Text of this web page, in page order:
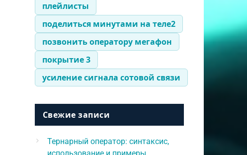
плейлисты
поделиться минутами на теле2
позвонить оператору мегафон
покрытие 3
усиление сигнала сотовой связи
Свежие записи
Тернарный оператор: синтаксис,